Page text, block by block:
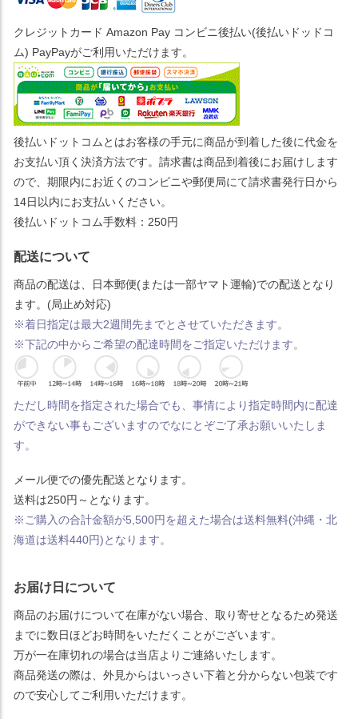
クレジットカード Amazon Pay コンビニ後払い(後払いドッドコ
ム) PayPayがご利用いただけます。
後払いドットコムとはお客様の手元に商品が到着した後に代金を
お支払い頂く決済方法です。請求書は商品到着後にお届けします
ので、期限内にお近くのコンビニや郵便局にて請求書発行日から
14日以内にお支払いください。
後払いドットコム手数料：250円
配送について
商品の配送は、日本郵便(または一部ヤマト運輸)での配送となり
ます。(局止め対応)
※着日指定は最大2週間先までとさせていただきます。
※下記の中からご希望の配達時間をご指定いただけます。
ただし時間を指定された場合でも、事情により指定時間内に配達
ができない事もございますのでなにとぞご了承お願いいたしま
す。
メール便での優先配送となります。
送料は250円～となります。
※ご購入の合計金額が5,500円を超えた場合は送料無料(沖縄・北
海道は送料440円)となります。
お届け日について
商品のお届けについて在庫がない場合、取り寄せとなるため発送
までに数日ほどお時間をいただくことがございます。
万が一在庫切れの場合は当店よりご連絡いたします。
商品発送の際は、外見からはいっさい下着と分からない包装です
ので安心してご利用いただけます。